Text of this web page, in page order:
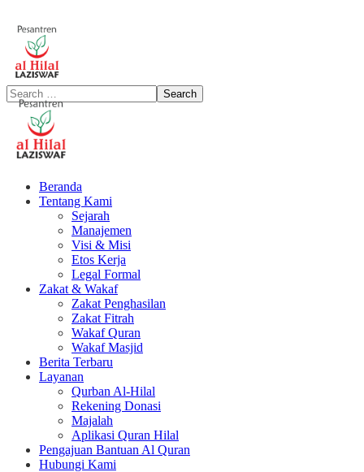
Beranda
Tentang Kami
Sejarah
Manajemen
Visi & Misi
Etos Kerja
Legal Formal
Zakat & Wakaf
Zakat Penghasilan
Zakat Fitrah
Wakaf Quran
Wakaf Masjid
Berita Terbaru
Layanan
Qurban Al-Hilal
Rekening Donasi
Majalah
Aplikasi Quran Hilal
Pengajuan Bantuan Al Quran
Hubungi Kami